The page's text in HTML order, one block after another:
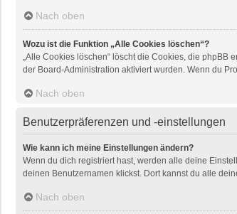
Nach oben
Wozu ist die Funktion „Alle Cookies löschen“?
„Alle Cookies löschen“ löscht die Cookies, die phpBB
der Board-Administration aktiviert wurden. Wenn du
Nach oben
Benutzerpräferenzen und -einstellungen
Wie kann ich meine Einstellungen ändern?
Wenn du dich registriert hast, werden alle deine
deinen Benutzernamen klickst. Dort kannst du alle
Nach oben